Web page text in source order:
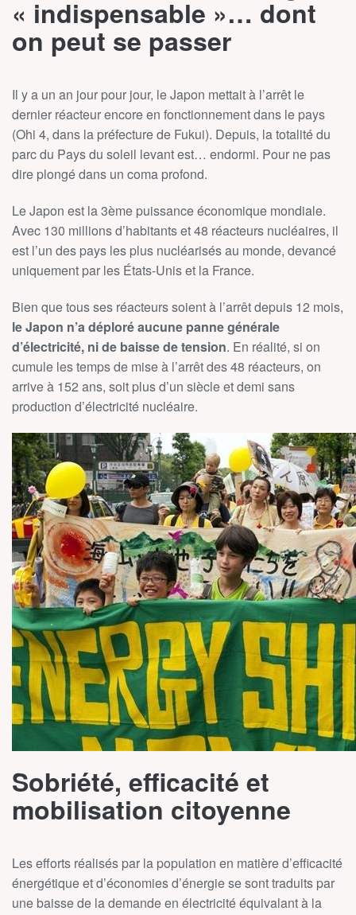
« indispensable »… dont
on peut se passer
Il y a un an jour pour jour, le Japon mettait à l’arrêt le
dernier réacteur encore en fonctionnement dans le pays
(Ohi 4, dans la préfecture de Fukui). Depuis, la totalité du
parc du Pays du soleil levant est… endormi. Pour ne pas
dire plongé dans un coma profond.
Le Japon est la 3ème puissance économique mondiale.
Avec 130 millions d’habitants et 48 réacteurs nucléaires, il
est l’un des pays les plus nucléarisés au monde, devancé
uniquement par les États-Unis et la France.
Bien que tous ses réacteurs soient à l’arrêt depuis 12 mois,
le Japon n’a déploré aucune panne générale
d’électricité, ni de baisse de tension. En réalité, si on
cumule les temps de mise à l’arrêt des 48 réacteurs, on
arrive à 152 ans, soit plus d’un siècle et demi sans
production d’électricité nucléaire.
Sobriété, efficacité et
mobilisation citoyenne
Les efforts réalisés par la population en matière d’efficacité
énergétique et d’économies d’énergie se sont traduits par
une baisse de la demande en électricité équivalant à la